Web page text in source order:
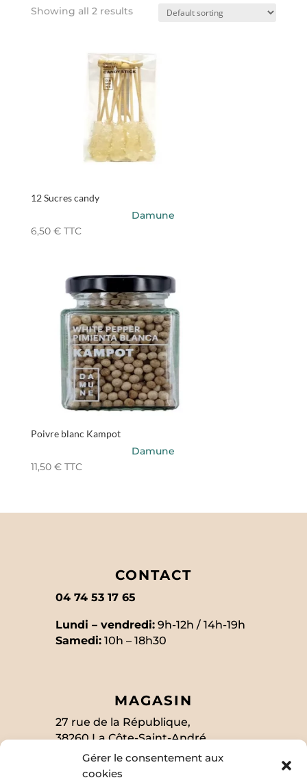
Gérer le consentement aux
cookies
Showing all 2 results
12 Sucres candy
Damune
6,50 € TTC
Poivre blanc Kampot
Damune
11,50 € TTC
CONTACT
04 74 53 17 65
Lundi – vendredi:9h-12h / 14h-19h
Samedi:10h – 18h30
MAGASIN
27 rue de la République,
38260 La Côte-Saint-André